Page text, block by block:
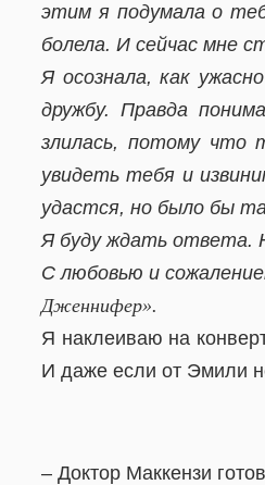
этим я подумала о
болела. И сейчас мне
Я осознала, как
дружбу. Правда
злилась, потому что
увидеть тебя и
удастся, но было бы
Я буду ждать ответа.
С любовью и
Дженнифер».
Я наклеиваю на
И даже если от Эмили
– Доктор Маккензи